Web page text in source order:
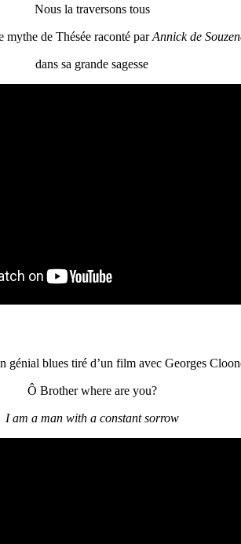
Nous la traversons tous
mythe de Thésée raconté parAnnick de
dans sa grande sagesse
génial blues tiré d’un film avec Georges
Ô Brother where are you?
I am a man with a constant sorrow